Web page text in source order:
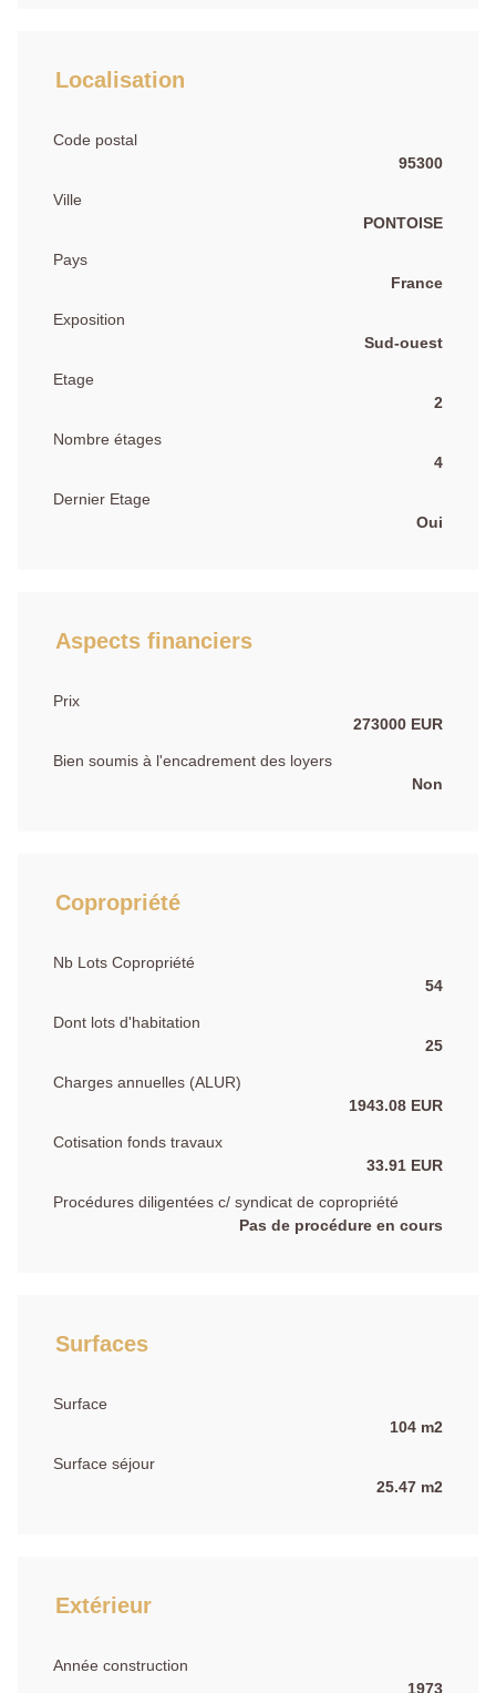
Localisation
Code postal
95300
Ville
PONTOISE
Pays
France
Exposition
Sud-ouest
Etage
2
Nombre étages
4
Dernier Etage
Oui
Aspects financiers
Prix
273000 EUR
Bien soumis à l'encadrement des loyers
Non
Copropriété
Nb Lots Copropriété
54
Dont lots d'habitation
25
Charges annuelles (ALUR)
1943.08 EUR
Cotisation fonds travaux
33.91 EUR
Procédures diligentées c/ syndicat de copropriété
Pas de procédure en cours
Surfaces
Surface
104 m2
Surface séjour
25.47 m2
Extérieur
Année construction
1973